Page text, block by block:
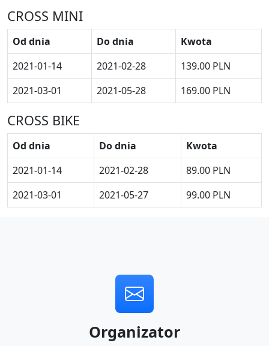
CROSS MINI
Od dnia Do dnia
Kwota
2021-01-14
2021-02-28
139.00 PLN
2021-03-01
2021-05-28 169.00 PLN
CROSS BIKE
Od dnia Do dnia
Kwota
2021-01-14
2021-02-28
89.00 PLN
2021-03-01
2021-05-27 99.00 PLN
Organizator